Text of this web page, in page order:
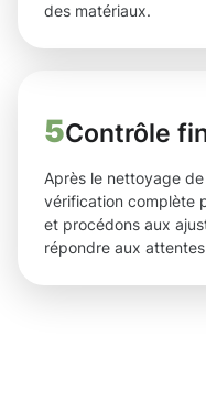
des matériaux.
5Contrôle
Après le nettoyage
vérification complète
et procédons aux
répondre aux